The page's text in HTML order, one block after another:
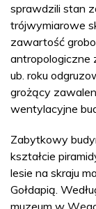
sprawdzili stan
trójwymiarowe
zawartość
antropologiczne
ub. roku
grożący
wentylacyjne
Zabytkowy
kształcie
lesie na skraju
Gołdapią.
muzeum w